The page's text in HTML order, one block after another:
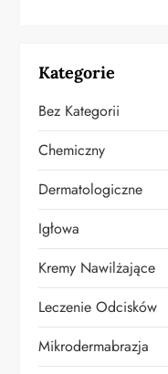
Kategorie
Bez Kategorii
Chemiczny
Dermatologiczne
Igłowa
Kremy Nawilżające
Leczenie Odcisków
Mikrodermabrazja